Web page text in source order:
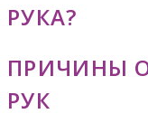
РУКА?
ПРИЧИНЫ
РУК